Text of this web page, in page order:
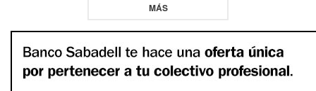
MÁS